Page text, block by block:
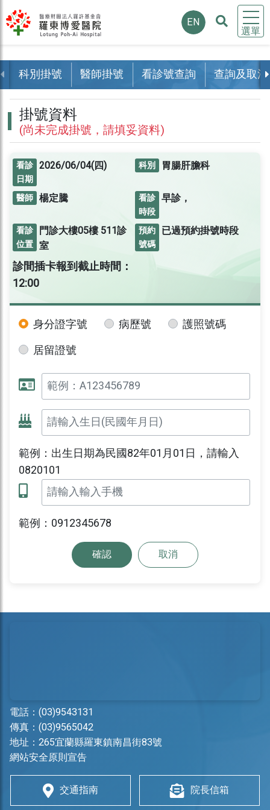
選單
EN
科別掛號 醫師掛號 看診號查詢 查詢及取消
掛號資料
(尚未完成掛號，請填妥資料)
看診
日期
2026/06/04(四) 科別 胃腸肝膽科
醫師 楊定騰
看診
時段
早診，
看診
位置
門診大樓05樓 511診
室
預約
號碼
已過預約掛號時段
診間插卡報到截止時間：
12:00
身分證字號 病歷號
護照號碼
居留證號
範例：出生日期為民國82年01月01日，請輸入
0820101
範例：0912345678
確認 取消
電話： (03)9543131
傳真：(03)9565042
地址： 265宜蘭縣羅東鎮南昌街83號
網站安全原則宣告
交通指南 院長信箱